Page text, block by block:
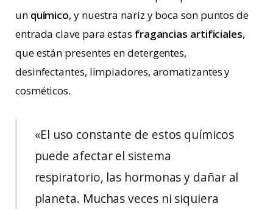
un químico, y nuestra nariz y boca son puntos de
entrada clave para estas fragancias artificiales,
que están presentes en detergentes,
desinfectantes, limpiadores, aromatizantes y
cosméticos.
«El uso constante de estos químicos
puede afectar el sistema
respiratorio, las hormonas y dañar al
planeta. Muchas veces ni siquiera